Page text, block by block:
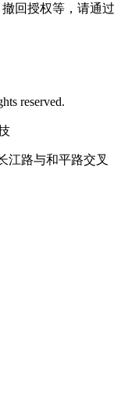
回授权等，请通过
reserved.
江路与和平路交叉